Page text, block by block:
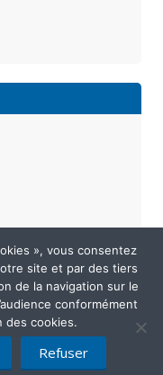
confidentialité
», vous consentez
site et par des tiers
de la navigation sur le
conformément
des cookies.
Refuser